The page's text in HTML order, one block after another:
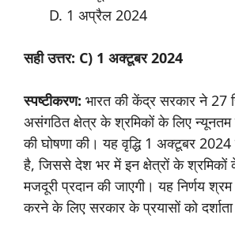
1 अप्रैल 2024
सही उत्तर: C) 1 अक्टूबर 2024
स्पष्टीकरण: भारत की केंद्र सरकार ने 27
असंगठित क्षेत्र के श्रमिकों के लिए न्यूनतम
की घोषणा की। यह वृद्धि 1 अक्टूबर 2024
है, जिससे देश भर में इन क्षेत्रों के श्रमिकों
मजदूरी प्रदान की जाएगी। यह निर्णय
करने के लिए सरकार के प्रयासों को